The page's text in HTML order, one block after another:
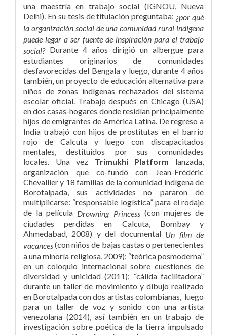
una maestría en trabajo social (IGNOU, Nueva
Delhi). En su tesis de titulación preguntaba: ¿por qué
la organización social de una comunidad rural indígena
puede legar a ser fuente de inspiración para el trabajo
social? Durante 4 años dirigió un albergue para
estudiantes originarios de comunidades
desfavorecidas del Bengala y luego, durante 4 años
también, un proyecto de educación alternativa para
niños de zonas indígenas rechazados del sistema
escolar oficial. Trabajo después en Chicago (USA)
en dos casas-hogares donde residían principalmente
hijos de emigrantes de América Latina. De regreso a
India trabajó con hijos de prostitutas en el barrio
rojo de Calcuta y luego con discapacitados
mentales, destituidos por sus comunidades
locales. Una vez Trimukhi Platform lanzada,
organización que co-fundó con Jean-Frédéric
Chevallier y 18 familias de la comunidad indígena de
Borotalpada, sus actividades no pararon de
multiplicarse: “responsable logística” para el rodaje
de la película Drowning Princess(con mujeres de
ciudades perdidas en Calcuta, Bombay y
Ahmedabad, 2008) y del documental Un film de
vacances(con niños de bajas castas o pertenecientes
a una minoría religiosa, 2009); “teórica posmoderna”
en un coloquio internacional sobre cuestiones de
diversidad y unicidad (2011); “cálida facilitadora”
durante un taller de movimiento y dibujo realizado
en Borotalpada con dos artistas colombianas, luego
para un taller de voz y sonido con una artista
venezolana (2014), así también en un trabajo de
investigación sobre poética de la tierra impulsado